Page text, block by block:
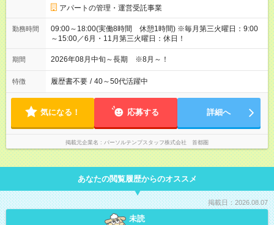
アパートの管理・運営受託事業
勤務時間
09:00～18:00(実働8時間 休憩1時間) ※毎月第三火曜日：9:00
～15:00／6月・11月第三火曜日：休日！
期間 2026年08月中旬～長期 ※8月～！
特徴 履歴書不要 / 40～50代活躍中
気になる！ 応募する 詳細へ
掲載元企業名 パーソルテンプスタッフ株式会社 首都圏
あなたの閲覧履歴からのオススメ
掲載日：2026.08.07
未読